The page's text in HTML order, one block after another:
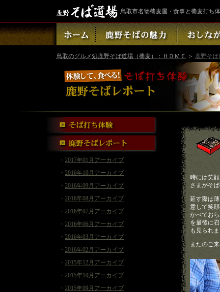
鳥取市名物蕎麦屋・食事と蕎麦打ち
鳥取のグルメ処鹿野そば道場（蕎麦）：ＨＯＭＥ ＞ 鹿野そ
・ 2017年01月アーカイブ
・ 2016年10月アーカイブ
・ 2016年09月アーカイブ
・ 2016年08月アーカイブ
・ 2016年07月アーカイブ
・ 2016年06月アーカイブ
・ 2016年03月アーカイブ
・ 2016年02月アーカイブ
・ 2015年12月アーカイブ
・ 2015年10月アーカイブ
・ 2015年09月アーカイブ
時には笑
さまがそ
延す際は
意して笑
かべてお
を最後に
も見られ
またのご